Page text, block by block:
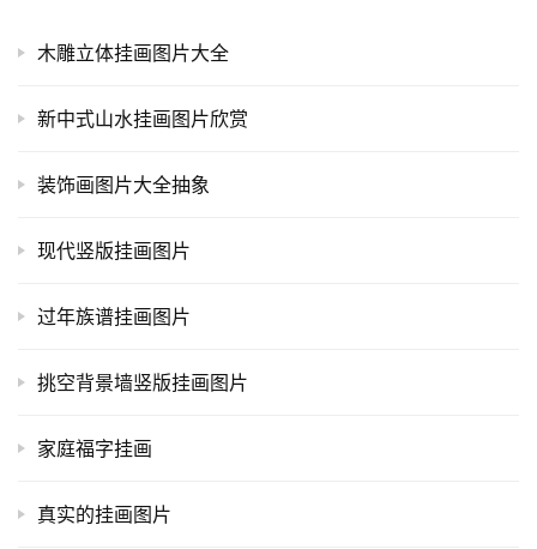
木雕立体挂画图片大全
新中式山水挂画图片欣赏
装饰画图片大全抽象
现代竖版挂画图片
过年族谱挂画图片
挑空背景墙竖版挂画图片
家庭福字挂画
真实的挂画图片